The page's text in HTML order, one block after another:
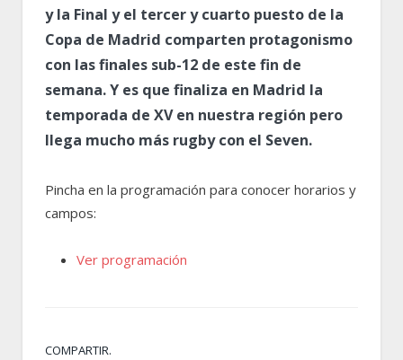
y la Final y el tercer y cuarto puesto de la
Copa de Madrid comparten protagonismo
con las finales sub-12 de este fin de
semana. Y es que finaliza en Madrid la
temporada de XV en nuestra región pero
llega mucho más rugby con el Seven.
Pincha en la programación para conocer horarios y
campos:
Ver programación
COMPARTIR.